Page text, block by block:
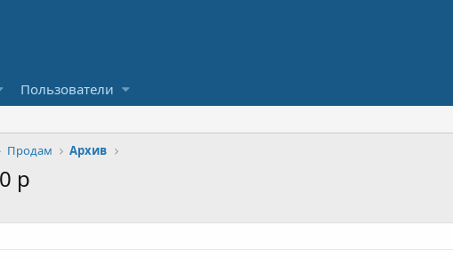
Пользователи
Продам Архив
р